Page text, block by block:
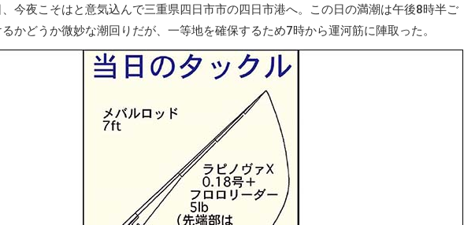
今夜こそはと意気込んで三重県四日市市の四日市港へ。この日の満潮は午後8時半ご
かどうか微妙な潮回りだが、一等地を確保するため7時から運河筋に陣取った。